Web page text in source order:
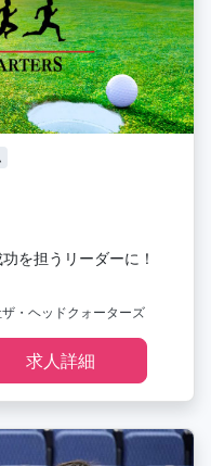
を担うリーダーに！
・ヘッドクォーターズ
求人詳細